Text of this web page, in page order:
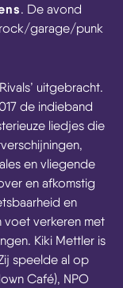
. De avond
garage/punk
uitgebracht.
de indieband
liedjes die
en vliegende
en afkomstig
en
verkeren met
Kiki Mettler is
speelde al op
Café), NPO